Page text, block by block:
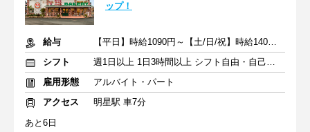
ップ！
給与
【平日】時給1090円～【土/日/祝】時給140円～ ＋交通費一部支給
シフト
週1日以上 1日3時間以上 シフト自由・自己申告
雇用形態
アルバイト・パート
アクセス
明星駅 車7分
あと6日